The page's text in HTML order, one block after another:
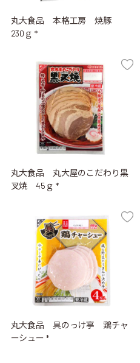
丸大食品 本格工房 焼豚
230ｇ *
丸大食品 丸大屋のこだわり黒
叉焼 45ｇ *
丸大食品 具のっけ亭 鶏チャ
ーシュー *